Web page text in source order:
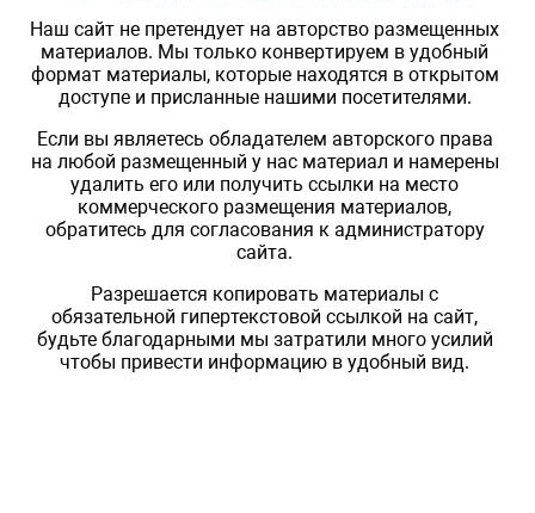
Наш сайт не претендует на авторство размещенных
материалов. Мы только конвертируем в удобный
формат материалы, которые находятся в открытом
доступе и присланные нашими посетителями.
Если вы являетесь обладателем авторского права
на любой размещенный у нас материал и намерены
удалить его или получить ссылки на место
коммерческого размещения материалов,
обратитесь для согласования к администратору
сайта.
Разрешается копировать материалы с
обязательной гипертекстовой ссылкой на сайт,
будьте благодарными мы затратили много усилий
чтобы привести информацию в удобный вид.